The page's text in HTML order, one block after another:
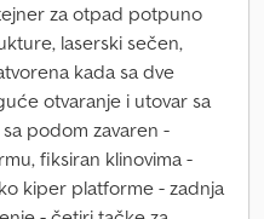
za otpad potpuno
laserski sečen,
kada sa dve
otvaranje i utovar sa
podom zavaren -
fiksiran klinovima -
kiper platforme - zadnja